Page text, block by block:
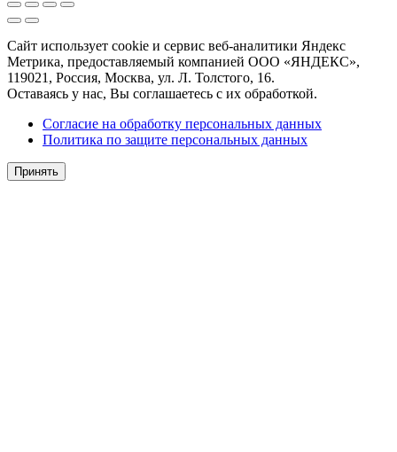
Сайт использует cookie и сервис веб-аналитики Яндекс
Метрика, предоставляемый компанией ООО «ЯНДЕКС»,
119021, Россия, Москва, ул. Л. Толстого, 16.
Оставаясь у нас, Вы соглашаетесь с их обработкой.
Согласие на обработку персональных данных
Политика по защите персональных данных
Принять